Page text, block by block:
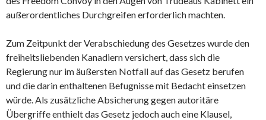
außerordentliches Durchgreifen erforderlich machten.
Zum Zeitpunkt der Verabschiedung des Gesetzes wurde den
freiheitsliebenden Kanadiern versichert, dass sich die
Regierung nur im äußersten Notfall auf das Gesetz berufen
und die darin enthaltenen Befugnisse mit Bedacht einsetzen
würde. Als zusätzliche Absicherung gegen autoritäre
Übergriffe enthielt das Gesetz jedoch auch eine Klausel,